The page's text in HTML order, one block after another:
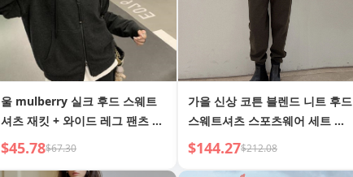
울 mulberry 실크 후드 스웨트
셔츠 재킷 + 와이드 레그 팬츠 세
트 여성 가을 그레이 스포티 캐주
얼
$45.78$67.30
가을 신상 코튼 블렌드 니트 후드
스웨트셔츠 스포츠웨어 세트 탑
조거 팬츠
$144.27$212.08